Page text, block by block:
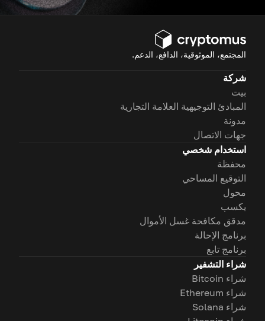
المجتمع، الموثوقية، الدافع، الدعم.
شركة
بيت
المبادئ التوجيهية العلامة التجارية
مدونة
جهات الاتصال
استخدام شخصي
محفظة
التوقيع المساحي
محول
يكسب
مدقق مكافحة غسل الأموال
برنامج الإحالة
برنامج تابع
شراء التشفير
شراء Bitcoin
شراء Ethereum
شراء Solana